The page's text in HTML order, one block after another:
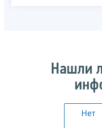
Нашли
Нет